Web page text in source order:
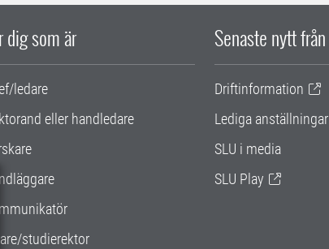
dig som är
ledare
eller handledare
studierektor
Senaste nytt från
Driftinformation
Lediga anställningar
SLU i media
SLU Play